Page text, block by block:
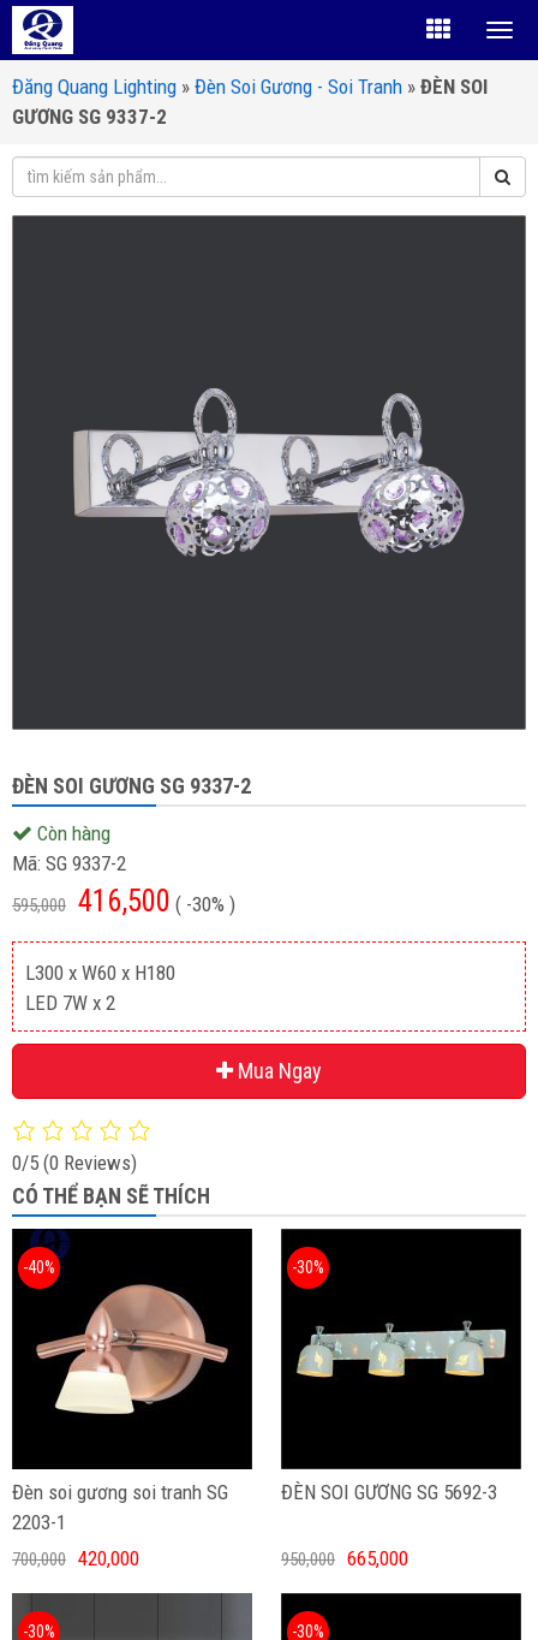
Đăng Quang Lighting » Đèn Soi Gương - Soi Tranh » ĐÈN SOI
GƯƠNG SG 9337-2
ĐÈN SOI GƯƠNG SG 9337-2
Còn hàng
Mã: SG 9337-2
595,000 416,500 ( -30% )
L300 x W60 x H180
LED 7W x 2
Mua Ngay
0/5 (0 Reviews)
CÓ THỂ BẠN SẼ THÍCH
Đèn soi gương soi tranh SG
2203-1
-40%
700,000 420,000
ĐÈN SOI GƯƠNG SG 5692-3
-30%
950,000 665,000
-30% -30%